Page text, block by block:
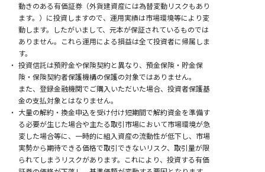
動きのある有価証券（外貨建資産には為替変動リスクもあり
ます。）に投資しますので、運用実績は市場環境等により変
動します。
したがいまして、元本が保証されているものでは
ありません。 これら運用による損益は全て投資者に帰属しま
す。
投資信託は預貯金や保険契約と異なり、預金保険・貯金保
険・保険契約者保護機構の保護の対象ではありません。
また、登録金融機関でご購入いただいた場合、投資者保護基
金の支払対象とはなりません。
大量の解約・換金申込を受け付け短期間で解約資金を準備す
る必要が生じた場合や主たる取引市場において市場環境が急
変した場合等に、一時的に組入資産の流動性が低下し、 市場
実勢から期待できる価格で取引できないリスク、取引量が限
られてしまうリスクがあります。これにより、投資する有価